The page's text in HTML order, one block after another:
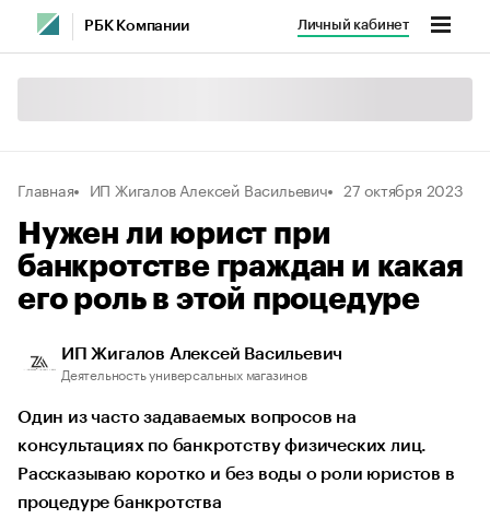
РБК Компании Личный кабинет
Главная ИП Жигалов Алексей Васильевич 27 октября 2023
Нужен ли юрист при
банкротстве граждан и какая
его роль в этой процедуре
ИП Жигалов Алексей Васильевич
Деятельность универсальных магазинов
Один из часто задаваемых вопросов на
консультациях по банкротству физических лиц.
Рассказываю коротко и без воды о роли юристов в
процедуре банкротства